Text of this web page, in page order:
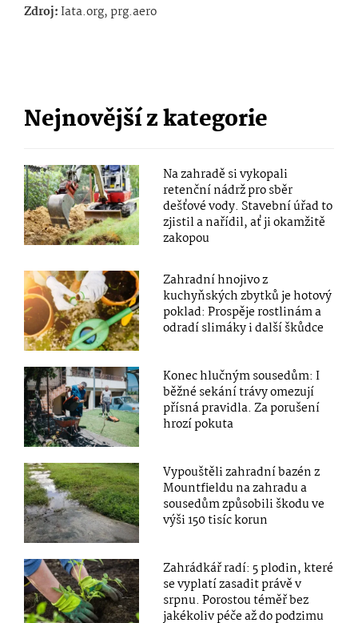
Zdroj:Iata.org, prg.aero
Nejnovější z kategorie
Na zahradě si vykopali
retenční nádrž pro sběr
dešťové vody. Stavební úřad to
zjistil a nařídil, ať ji okamžitě
zakopou
Zahradní hnojivo z
kuchyňských zbytků je hotový
poklad: Prospěje rostlinám a
odradí slimáky i další škůdce
Konec hlučným sousedům: I
běžné sekání trávy omezují
přísná pravidla. Za porušení
hrozí pokuta
Vypouštěli zahradní bazén z
Mountfieldu na zahradu a
sousedům způsobili škodu ve
výši 150 tisíc korun
Zahrádkář radí: 5 plodin, které
se vyplatí zasadit právě v
srpnu. Porostou téměř bez
jakékoliv péče až do podzimu